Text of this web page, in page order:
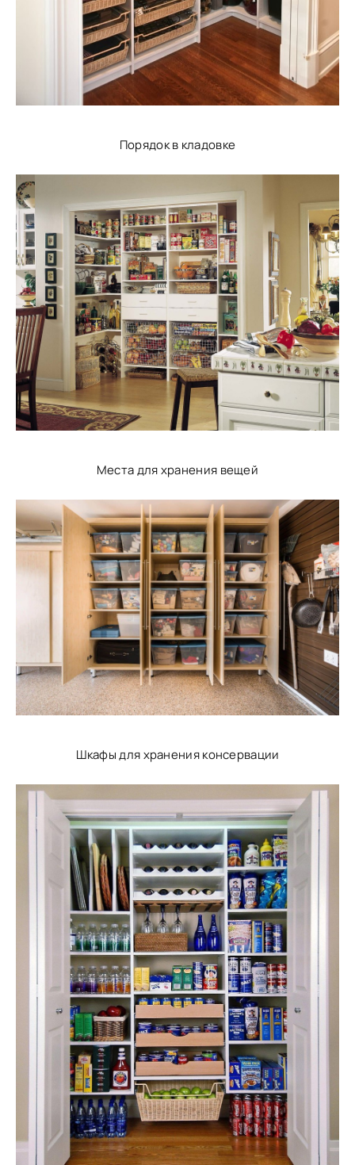
Порядок в кладовке
Места для хранения вещей
Шкафы для хранения консервации